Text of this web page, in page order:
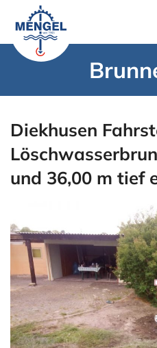
Inhalt
springen
Erdwärme
Wassertechnik
Pumpenservice
Über uns
Team Mengel
Technik
Jobs & Ausbildung
Diekhusen
und 36,00 m tief